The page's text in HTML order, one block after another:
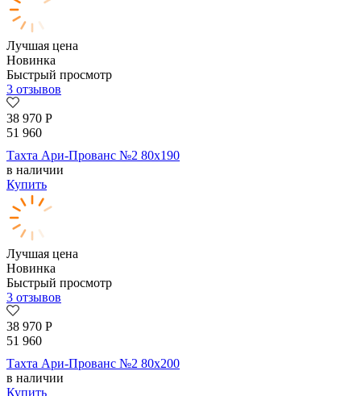
Лучшая цена
Новинка
Быстрый просмотр
3 отзывов
38 970 Р
51 960
Тахта Ари-Прованс №2 80х190
в наличии
Купить
Лучшая цена
Новинка
Быстрый просмотр
3 отзывов
38 970 Р
51 960
Тахта Ари-Прованс №2 80х200
в наличии
Купить